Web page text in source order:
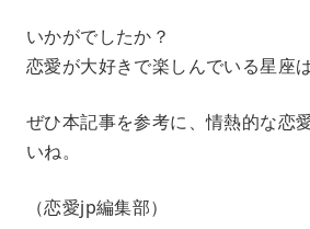
いかがでしたか？
恋愛が大好きで楽しんでいる星座
ぜひ本記事を参考に、情熱的な恋
いね。
（恋愛jp編集部）